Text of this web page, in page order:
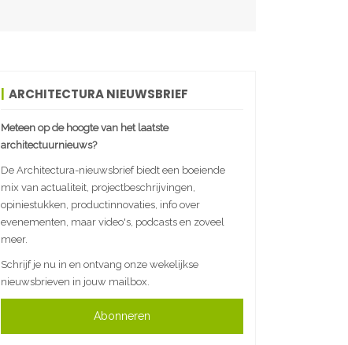
ARCHITECTURA NIEUWSBRIEF
Meteen op de hoogte van het laatste
architectuurnieuws?
De Architectura-nieuwsbrief biedt een boeiende
mix van actualiteit, projectbeschrijvingen,
opiniestukken, productinnovaties, info over
evenementen, maar video's, podcasts en zoveel
meer.
Schrijf je nu in en ontvang onze wekelijkse
nieuwsbrieven in jouw mailbox.
Abonneren